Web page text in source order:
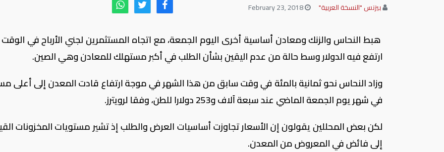
بيزنس "النسخة العربية"
هبط النحاس والزنك ومعادن أساسية أخرى اليوم الجمعة، مع اتجاه المستثمرين لجني الأرباح في
ارتفع فيه الدولار وسط حالة من عدم اليقين بشأن الطلب في أكبر مستهلك للمعادن وهي الصين.
وزاد النحاس نحو ثمانية بالمئة في وقت سابق من هذا الشهر في موجة ارتفاع قادت المعدن إلى أعلى
في شهر يوم الجمعة الماضي عند سبعة آلاف و253 دولارا للطن، وفقا لرويترز.
لكن بعض المحللين يقولون إن الأسعار تجاوزت أساسيات العرض والطلب إذ تشير مستويات المخزونات
إلى فائض في المعروض من المعدن.